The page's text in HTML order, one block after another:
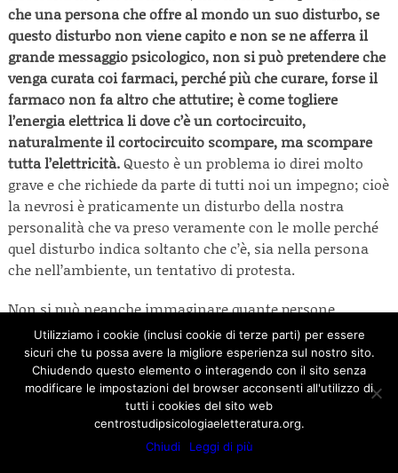
che una persona che offre al mondo un suo disturbo, se
questo disturbo non viene capito e non se ne afferra il
grande messaggio psicologico, non si può pretendere che
venga curata coi farmaci, perché più che curare, forse il
farmaco non fa altro che attutire; è come togliere
l’energia elettrica li dove c’è un cortocircuito,
naturalmente il cortocircuito scompare, ma scompare
tutta l’elettricità.Questo è un problema io direi molto
grave e che richiede da parte di tutti noi un impegno; cioè
la nevrosi è praticamente un disturbo della nostra
personalità che va preso veramente con le molle perché
quel disturbo indica soltanto che c’è, sia nella persona
che nell’ambiente, un tentativo di protesta.
Non si può neanche immaginare quante persone
venendo da me, e vengono portate come malate, poi
attraverso il colloquio rivelano soltanto una formidabile
protesta a situazioni che loro non accettano; però è
molto più comodo purtroppo pensare che queste persone
siamo malate in modo tale che l’equilibrio nella quale
sono inserite non venga mai messo in discussione.
Utilizziamo i cookie (inclusi cookie di terze parti) per essere
sicuri che tu possa avere la migliore esperienza sul nostro sito.
Chiudendo questo elemento o interagendo con il sito senza
modificare le impostazioni del browser acconsenti all'utilizzo di
tutti i cookies del sito web
centrostudipsicologiaeletteratura.org.
Chiudi
Leggi di più